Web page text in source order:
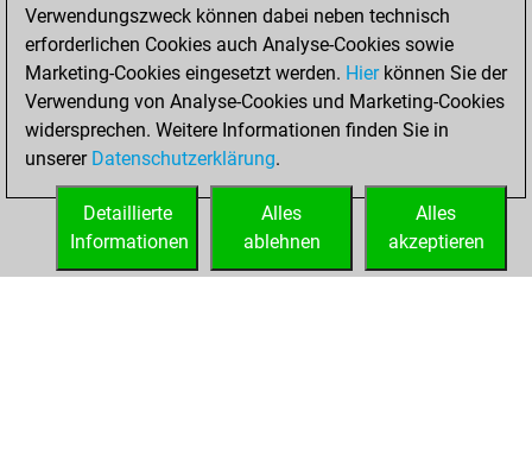
Freitag, August
30, 2019
You played 30
blitz games
Play
You scored +10
=0 -20 in blitz
Verwendungszweck können dabei neben technisch
erforderlichen Cookies auch Analyse-Cookies sowie
Marketing-Cookies eingesetzt werden. Hierkönnen Sie der
Verwendung von Analyse-Cookies und Marketing-Cookies
widersprechen. Weitere Informationen finden Sie in
unserer Datenschutzerklärung.
Alles
akzeptieren
Alles
ablehnen
Detaillierte
Informationen